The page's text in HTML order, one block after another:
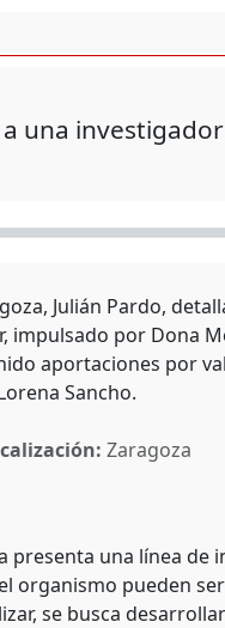
una
Julián Pardo,
impulsado por Dona
aportaciones por
Sancho.
Zaragoza
presenta una línea de
organismo pueden
se busca